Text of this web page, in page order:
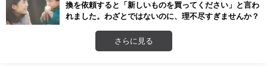
換を依頼すると「新しいものを買ってください」と言わ
れました。わざとではないのに、理不尽すぎませんか？
さらに見る